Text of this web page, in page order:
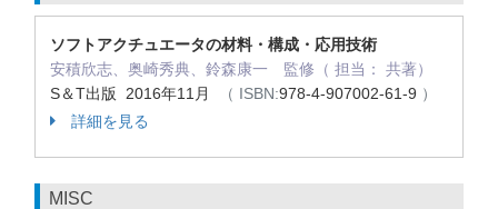
ソフトアクチュエータの材料・構成・応用技術
安積欣志、奥崎秀典、鈴森康一 監修（ 担当： 共著）
S＆T出版 2016年11月
（ ISBN:978-4-907002-61-9 ）
詳細を見る
MISC